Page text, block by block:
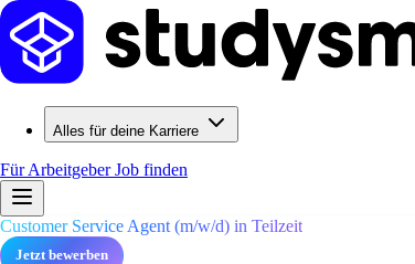
Alles für deine Karriere
Für ArbeitgeberJob finden
Customer Service Agent (m/w/d) in Teilzeit
Jetzt bewerben